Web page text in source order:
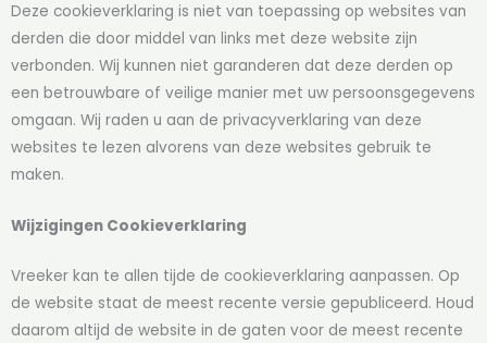
Deze cookieverklaring is niet van toepassing op websites van
derden die door middel van links met deze website zijn
verbonden. Wij kunnen niet garanderen dat deze derden op
een betrouwbare of veilige manier met uw persoonsgegevens
omgaan. Wij raden u aan de privacyverklaring van deze
websites te lezen alvorens van deze websites gebruik te
maken.
Wijzigingen Cookieverklaring
Vreeker kan te allen tijde de cookieverklaring aanpassen. Op
de website staat de meest recente versie gepubliceerd. Houd
daarom altijd de website in de gaten voor de meest recente